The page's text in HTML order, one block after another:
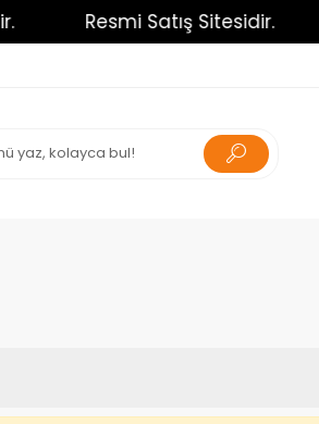
Resmi Satış Sitesidir.